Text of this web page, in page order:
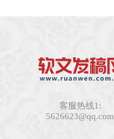
客服热线1:
5626623@qq.com